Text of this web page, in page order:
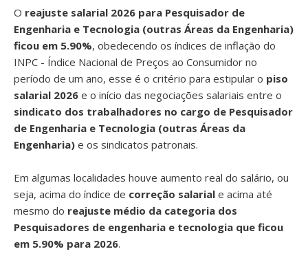
O reajuste salarial 2026 para Pesquisador de
Engenharia e Tecnologia (outras Áreas da Engenharia)
ficou em 5.90%, obedecendo os índices de inflação do
INPC - Índice Nacional de Preços ao Consumidor no
período de um ano, esse é o critério para estipular o piso
salarial 2026 e o início das negociações salariais entre o
sindicato dos trabalhadores no cargo de Pesquisador
de Engenharia e Tecnologia (outras Áreas da
Engenharia) e os sindicatos patronais.
Em algumas localidades houve aumento real do salário, ou
seja, acima do índice de correção salarial e acima até
mesmo do reajuste médio da categoria dos
Pesquisadores de engenharia e tecnologia que ficou
em 5.90% para 2026.